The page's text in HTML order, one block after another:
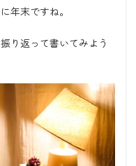
年末ですね。
り返って書いてみよう